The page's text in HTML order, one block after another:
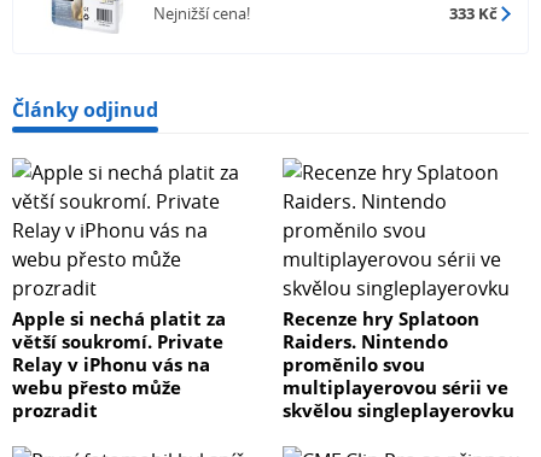
Nejnižší cena! 333 Kč
Články odjinud
Apple si nechá platit za
větší soukromí. Private
Relay v iPhonu vás na
webu přesto může
prozradit
Recenze hry Splatoon
Raiders. Nintendo
proměnilo svou
multiplayerovou sérii ve
skvělou singleplayerovku